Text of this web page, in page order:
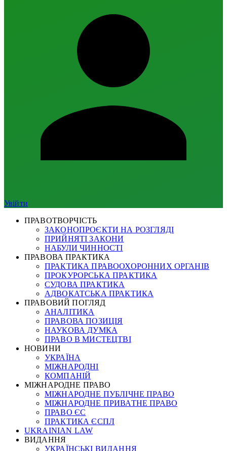
Увійти
ПРАВОТВОРЧІСТЬ
ЗАКОНОПРОЄКТИ НА РОЗГЛЯДІ
ПРИЙНЯТІ ЗАКОНИ
НАБУЛИ ЧИННОСТІ
ПРАВОВА ПРАКТИКА
ПРАКТИКА ПРАВООХОРОННИХ ОРГАНІВ
ПРОКУРОРСЬКА ПРАКТИКА
СУДОВА ПРАКТИКА
АДВОКАТСЬКА ПРАКТИКА
ПРАВОВИЙ ПОГЛЯД
АНАЛІТИКА
ПРАВОВА ПОЗИЦІЯ
НАУКОВА ДУМКА
ПРАВО В МИСТЕЦТВІ
НОВИНИ
УКРАЇНА
МІЖНАРОДНІ
КОМПАНІЙ
МІЖНАРОДНЕ ПРАВО
МІЖНАРОДНЕ ПУБЛІЧНЕ ПРАВО
МІЖНАРОДНЕ ПРИВАТНЕ ПРАВО
ПРАВО ЄС
ПРАКТИКА ЄСПЛ
UKRAINIAN LAW
ВИДАННЯ
УКРАЇНСЬКІ ВИДАННЯ